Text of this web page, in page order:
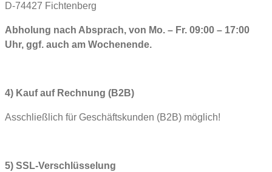
D-74427 Fichtenberg
Abholung nach Absprach, von Mo. – Fr. 09:00 – 17:00
Uhr, ggf. auch am Wochenende.
4) Kauf auf Rechnung (B2B)
Asschließlich für Geschäftskunden (B2B) möglich!
5) SSL-Verschlüsselung